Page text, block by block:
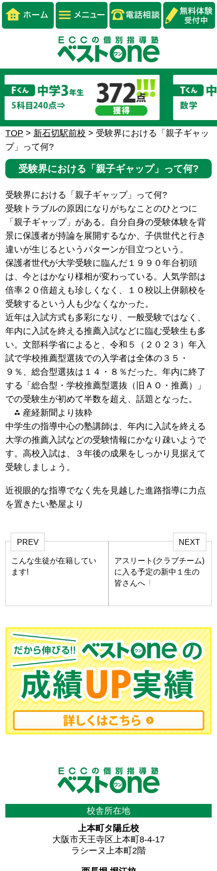
TOP > 新石切駅前校 > 受験界における「親子ギャッ
プ」って何?
受験界における「親子ギャップ」って何?
受験界における「親子ギャップ」って何?
受験トラブルの原因になりがちなことのひとつに
「親子ギャップ」がある。自分自身の受験体験を背
景に保護者が持論を展開するなか、子供世代と行き
違いが生じるというパターンが目立つという。
保護者世代が大学受験に臨んだ１９９０年台初頭
は、今とはかなり様相が変わっている。人気学部は
倍率２０倍超えも珍しくなく、１０校以上併願校を
受験するという人も少なくなかった。
近年は入試方式も多彩になり、一般受験ではなく、
年内に入試を終える推薦入試などに臨む受験生も多
い。文部科学省によると、令和５（２０２３）年入
試で学校推薦型選抜での入学者は全体の３５・
９％、総合型選抜は１４・８％だった。年内に終了
する「総合型・学校推薦型選抜（旧ＡＯ・推薦）」
での受験生が初めて半数を超え、話題となった。
⁂ 産経新聞より抜粋
中学生の指導中心の塾講師は、年内に入試を終える
大学の推薦入試などの受験情報にかなり疎いようで
す。高校入試は、３年後の成果をしっかり見据えて
受験しましょう。
近視眼的な指導でなく先を見越した進路指導に力点
を置きたい塾屋より
PREV
こんな生徒が在籍してい
ます!
NEXT
アスリート(クラブチーム)
に入る予定の新中１生の
皆さんへ
校舎所在地
上本町タ陽丘校
大阪市天王寺区上本町8-4-17
ラシーヌ上本町2階